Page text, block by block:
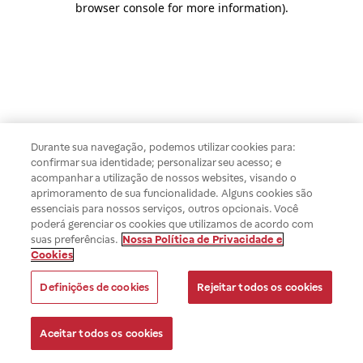
browser console for more information).
Durante sua navegação, podemos utilizar cookies para:
confirmar sua identidade; personalizar seu acesso; e
acompanhar a utilização de nossos websites, visando o
aprimoramento de sua funcionalidade. Alguns cookies são
essenciais para nossos serviços, outros opcionais. Você
poderá gerenciar os cookies que utilizamos de acordo com
suas preferências. Nossa Política de Privacidade e
Cookies
Definições de cookies Rejeitar todos os cookies
Aceitar todos os cookies